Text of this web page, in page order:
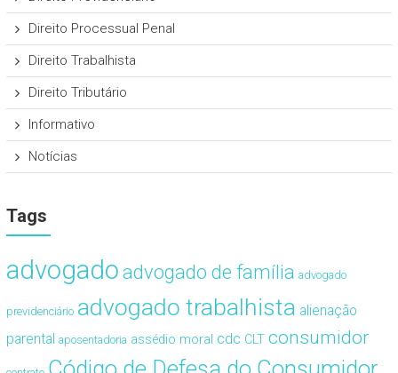
Direito Processual Penal
Direito Trabalhista
Direito Tributário
Informativo
Notícias
Tags
advogado advogado de família advogado
previdenciário advogado trabalhista alienação
parental aposentadoria assédio moral cdc CLT consumidor